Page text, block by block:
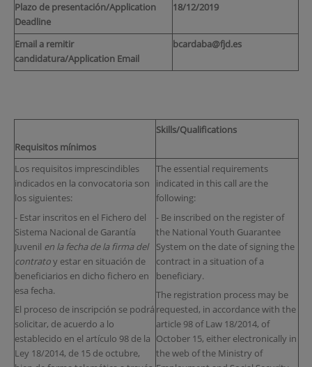
Plazo de presentación/Application
Deadline
18/12/2019
Email a remitir
candidatura/Application Email
bcardaba@fjd.es
Requisitos mínimos
Skills/Qualifications
Los requisitos imprescindibles
indicados en la convocatoria son
los siguientes:
- Estar inscritos en el Fichero del
Sistema Nacional de Garantía
Juvenil en la fecha de la firma del
contratoy estar en situación de
beneficiarios en dicho fichero en
esa fecha.
El proceso de inscripción se podrá
solicitar, de acuerdo a lo
establecido en el artículo 98 de la
Ley 18/2014, de 15 de octubre,
The essential requirements
indicated in this call are the
following:
- Be inscribed on the register of
the National Youth Guarantee
System on the date of signing the
contract in a situation of a
beneficiary.
The registration process may be
requested, in accordance with the
article 98 of Law 18/2014, of
October 15, either electronically in
the web of the Ministry of